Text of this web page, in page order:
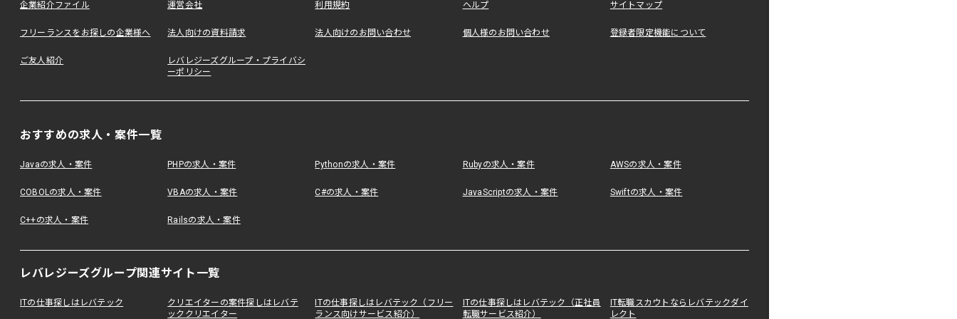
企業紹介ファイル 運営会社 利用規約 ヘルプ サイトマップ
フリーランスをお探しの企業様へ 法人向けの資料請求 法人向けのお問い合わせ 個人様のお問い合わせ 登録者限定機能について
ご友人紹介
レバレジーズグループ・プライバシ
ーポリシー
おすすめの求人・案件一覧
Javaの求人・案件 PHPの求人・案件 Pythonの求人・案件 Rubyの求人・案件 AWSの求人・案件
COBOLの求人・案件 VBAの求人・案件 C#の求人・案件 JavaScriptの求人・案件 Swiftの求人・案件
C++の求人・案件 Railsの求人・案件
レバレジーズグループ関連サイト一覧
ITの仕事探しはレバテック
クリエイターの案件探しはレバテ
ッククリエイター
ITの仕事探しはレバテック（フリー
ランス向けサービス紹介）
ITの仕事探しはレバテック（正社員
転職サービス紹介）
IT転職スカウトならレバテックダイ
レクト